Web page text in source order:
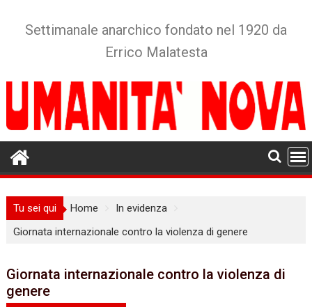
Settimanale anarchico fondato nel 1920 da
Errico Malatesta
Tu sei qui Home
In evidenza
Giornata internazionale contro la violenza di genere
Giornata internazionale contro la violenza di
genere